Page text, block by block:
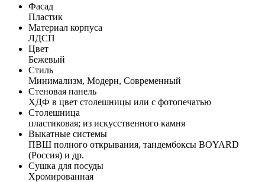
Фасад
Пластик
Материал корпуса
ЛДСП
Цвет
Бежевый
Стиль
Минимализм, Модерн, Современный
Стеновая панель
ХДФ в цвет столешницы или с фотопечатью
Столешница
пластиковая; из искусственного камня
Выкатные системы
ПВШ полного открывания, тандембоксы BOYARD
(Россия) и др.
Сушка для посуды
Хромированная